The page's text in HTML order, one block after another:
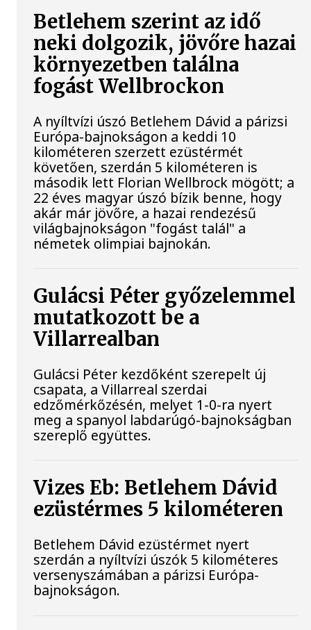
Betlehem szerint az idő
neki dolgozik, jövőre hazai
környezetben találna
fogást Wellbrockon
A nyíltvízi úszó Betlehem Dávid a párizsi
Európa-bajnokságon a keddi 10
kilométeren szerzett ezüstérmét
követően, szerdán 5 kilométeren is
második lett Florian Wellbrock mögött; a
22 éves magyar úszó bízik benne, hogy
akár már jövőre, a hazai rendezésű
világbajnokságon "fogást talál" a
németek olimpiai bajnokán.
Gulácsi Péter győzelemmel
mutatkozott be a
Villarrealban
Gulácsi Péter kezdőként szerepelt új
csapata, a Villarreal szerdai
edzőmérkőzésén, melyet 1-0-ra nyert
meg a spanyol labdarúgó-bajnokságban
szereplő együttes.
Vizes Eb: Betlehem Dávid
ezüstérmes 5 kilométeren
Betlehem Dávid ezüstérmet nyert
szerdán a nyíltvízi úszók 5 kilométeres
versenyszámában a párizsi Európa-
bajnokságon.